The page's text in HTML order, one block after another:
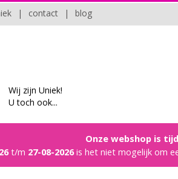
blog
|
contact
|
Wij zijn Uniek!
U toch ook...
Onze webshop is
t/m 27-08-2026is het niet mogelijk om